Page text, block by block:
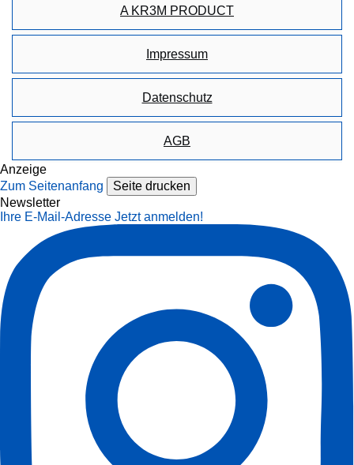
A KR3M PRODUCT
Impressum
Datenschutz
AGB
Anzeige
Zum Seitenanfang
Seite drucken
Newsletter
Ihre E-Mail-Adresse Jetzt anmelden!